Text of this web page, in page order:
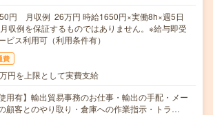
円 月収例 26万円 時給1650円×実働8h×週5日
収例を保証するものではありません。※給与即受
ビス利用可（利用条件有）
費
円を上限として実費支給
用有】輸出貿易事務のお仕事・輸出の手配・メー
顧客とのやり取り・倉庫への作業指示・トラ…